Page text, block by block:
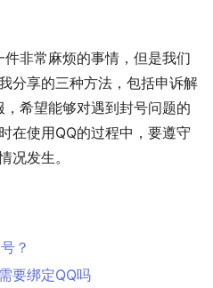
非常麻烦的事情，但是我们
分享的三种方法，包括申诉解
希望能够对遇到封号问题的
在使用QQ的过程中，要遵守
况发生。
？
要绑定QQ吗